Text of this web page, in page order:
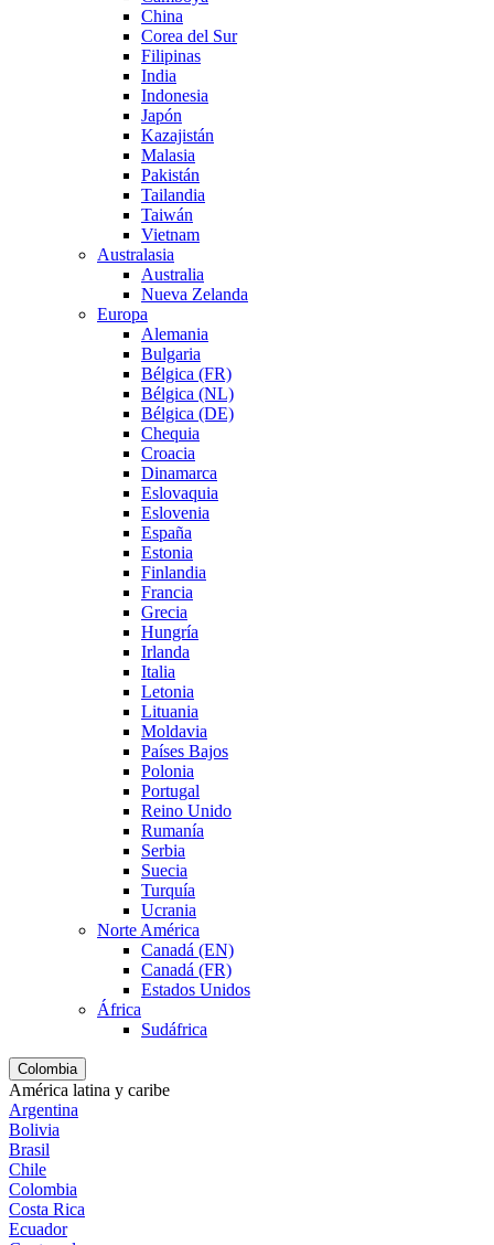
China
Corea del Sur
Filipinas
India
Indonesia
Japón
Kazajistán
Malasia
Pakistán
Tailandia
Taiwán
Vietnam
Australasia
Australia
Nueva Zelanda
Europa
Alemania
Bulgaria
Bélgica (FR)
Bélgica (NL)
Bélgica (DE)
Chequia
Croacia
Dinamarca
Eslovaquia
Eslovenia
España
Estonia
Finlandia
Francia
Grecia
Hungría
Irlanda
Italia
Letonia
Lituania
Moldavia
Países Bajos
Polonia
Portugal
Reino Unido
Rumanía
Serbia
Suecia
Turquía
Ucrania
Norte América
Canadá (EN)
Canadá (FR)
Estados Unidos
África
Sudáfrica
Colombia
América latina y caribe
Argentina
Bolivia
Brasil
Chile
Colombia
Costa Rica
Ecuador